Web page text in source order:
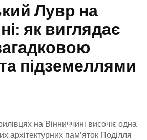
Лувр на
як виглядає
підземеллями
на Вінниччині височіє одна
архітектурних пам’яток Поділля